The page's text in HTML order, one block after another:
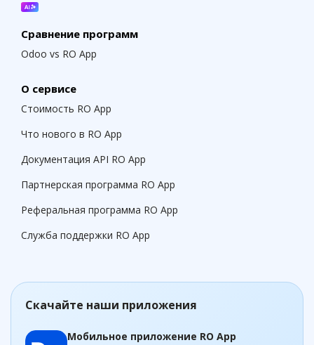
Сравнение программ
Odoo vs RO App
О сервисе
Стоимость RO App
Что нового в RO App
Документация API RO App
Партнерская программа RO App
Реферальная программа RO App
Служба поддержки RO App
Скачайте наши приложения
Мобильное приложение RO App